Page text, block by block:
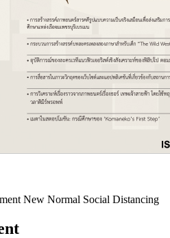
New Normal Social Distancing